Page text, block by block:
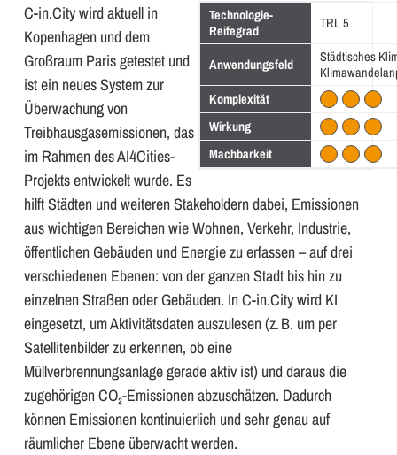
Technologie-
Reifegrad
TRL 5
Anwendungsfeld
Städtisches
Komplexität
Wirkung
Machbarkeit
C-in.City wird aktuell in
Kopenhagen und dem
Großraum Paris getestet und
ist ein neues System zur
Überwachung von
Treibhausgasemissionen, das
im Rahmen des AI4Cities-
Projekts entwickelt wurde. Es
hilft Städten und weiteren Stakeholdern dabei, Emissionen
aus wichtigen Bereichen wie Wohnen, Verkehr, Industrie,
öffentlichen Gebäuden und Energie zu erfassen – auf drei
verschiedenen Ebenen: von der ganzen Stadt bis hin zu
einzelnen Straßen oder Gebäuden. In C-in.City wird KI
eingesetzt, um Aktivitätsdaten auszulesen (z. B. um per
Satellitenbilder zu erkennen, ob eine
Müllverbrennungsanlage gerade aktiv ist) und daraus die
zugehörigen CO₂-Emissionen abzuschätzen. Dadurch
können Emissionen kontinuierlich und sehr genau auf
räumlicher Ebene überwacht werden.